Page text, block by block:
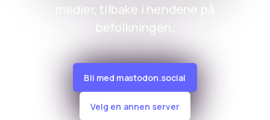
medier, tilbake i hendene på
befolkningen.
Bli med mastodon.social
Velg en annen server